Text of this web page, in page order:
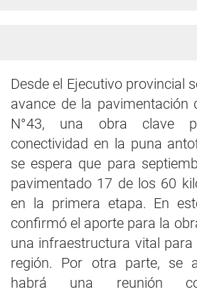
Desde el Ejecutivo provincial
avance de la pavimentación
N°43, una obra clave
conectividad en la puna
se espera que para
pavimentado 17 de los 60
en la primera etapa. En
confirmó el aporte para la
una infraestructura vital para
región. Por otra parte, se
habrá una reunión